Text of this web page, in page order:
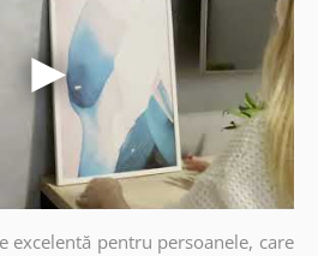
excelentă pentru persoanele, care